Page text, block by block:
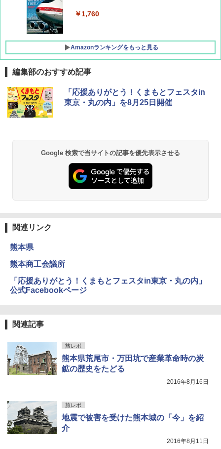
￥1,760
Amazonランキングをもっと見る
D40 地球の歩き方 チェンマイ タイ北部の魅
力的な町 2026～2027 地球の歩き方D アジア
地球の歩き方 スター・ウォーズ
￥2,695
球の歩き方A ヨーロッパ
ァキア 2026～2027 地球の歩き方A ヨーロッ
パ
￥2,277
[キャンパーズコレクション 山善] ポップアッ
プテント 傘みたいに広げて畳める パッとサ
ッとサンシェード キューブ フルクローズ メ
￥6,830
PYKES PEAK (パイクスピーク) 着替えテン
ト プライバシー テント 【中が透けない】 1
人用 折りたたみ 防災グッズ 災害用トイレ ビ
易 トイレテント (ブラック)
￥5,999
ュ(BC仕様) PATC-150B(EB)
￥9,990
イド ブラックコーティング フルクローズ メ
ッシュ 4人用 簡単設置 ポップアップテント P
GRANDOOR ステンレス保冷剤 2個セット 2
026リニューアル 急速冷凍 空間倍増 衛生的
コンパクト 保冷力長持ち
BUNDOK(バンドック)ソロ ドーム 1 EX BDK
レーム ドーム型 テント
ポインターライト 強力 小型 緑色/赤色/青紫色
USB充電式 高精度 超長距離照射 長時間使用
熊撃退スプレー 熊よけスプレー 熊スプレー
【日本企業販売】超強力クマ対策スプレー 30
0ml（連続噴射30秒）110ml（連続噴射15
関の購入実績 登山・キャンプ・アウトドア・
防災用品 長期保存可能 緊急時用 日本国内発
編集部のおすすめ記事
「応援ありがとう！くまもとフェスタin
東京・丸の内」を8月25日開催
Google 検索で当サイトの記事を優先表示させる
関連リンク
熊本県
熊本商工会議所
「応援ありがとう！くまもとフェスタin東京・丸の内」
公式Facebookページ
関連記事
旅レポ
熊本県荒尾市・万田坑で産業革命時の炭
鉱の歴史をたどる
2016年8月16日
旅レポ
地震で被害を受けた熊本城の「今」を紹
介
2016年8月11日